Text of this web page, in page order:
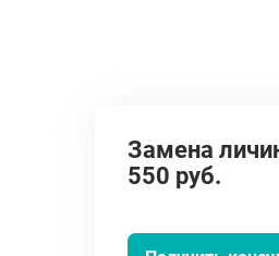
Замена
550 руб.